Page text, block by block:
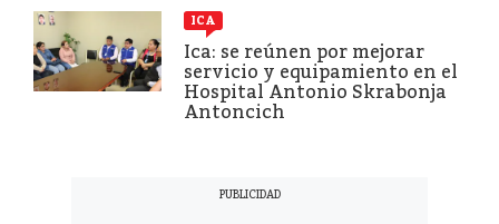
ICA
Ica: se reúnen por mejorar
servicio y equipamiento en el
Hospital Antonio Skrabonja
Antoncich